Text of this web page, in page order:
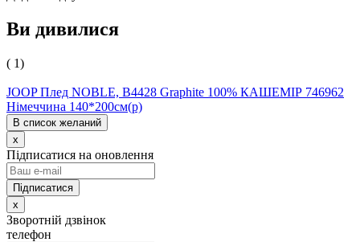
Ви дивилися
( 1)
JOOP Плед NOBLE, B4428 Graphite 100% КАШЕМІР 746962
Німеччина 140*200см(р)
В список желаний
x
Підписатися на оновлення
x
Зворотній дзвінок
телефон